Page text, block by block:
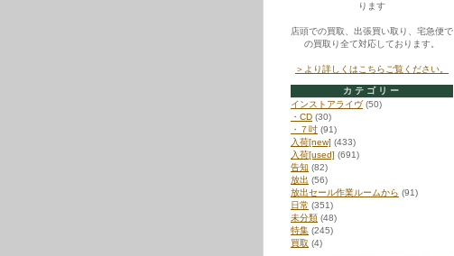
ります
店頭での買取、出張買い取り、宅急便で
の買取り全て対応しております。
＞より詳しくはこちらご覧ください。
カテゴリー
インストアライヴ(50)
・CD (30)
・７吋 (91)
入荷[new] (433)
入荷[used] (691)
告知 (82)
放出 (56)
放出セール作業ルームから (91)
日常 (351)
未分類 (48)
特集 (245)
買取 (4)